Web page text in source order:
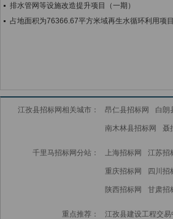
排水管网等设施改造提升项目（一期）
占地面积为76366.67平方米域再生水循环利用项目
江孜县招标网相关城市： 昂仁县招标网 白朗
南木林县招标网 聂
千里马招标网分站： 上海招标网 江苏招
重庆招标网 四川招
陕西招标网 甘肃招
重点推荐： 江孜县建设工程交易